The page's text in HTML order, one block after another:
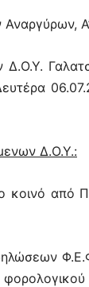
Δ.Ο.Υ.
Δ.Ο.Υ.:
κοινό από